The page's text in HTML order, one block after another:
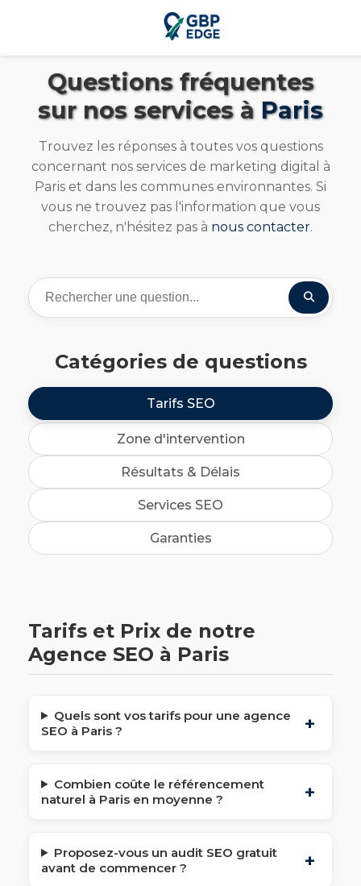
Questions fréquentes
sur nos services à Paris
Trouvez les réponses à toutes vos questions
concernant nos services de marketing digital à
Paris et dans les communes environnantes. Si
vous ne trouvez pas l'information que vous
cherchez, n'hésitez pas à nous contacter.
Catégories de questions
Tarifs SEO
Zone d'intervention
Résultats & Délais
Services SEO
Garanties
Tarifs et Prix de notre
Agence SEO à Paris
Quels sont vos tarifs pour une agence
SEO à Paris ?
Combien coûte le référencement
naturel à Paris en moyenne ?
Proposez-vous un audit SEO gratuit
avant de commencer ?